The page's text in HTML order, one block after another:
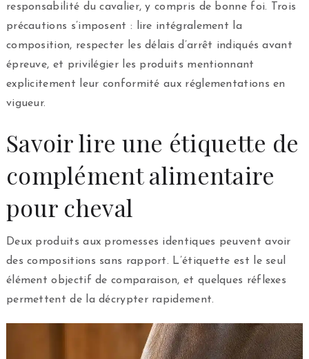
responsabilité du cavalier, y compris de bonne foi. Trois
précautions s’imposent : lire intégralement la
composition, respecter les délais d’arrêt indiqués avant
épreuve, et privilégier les produits mentionnant
explicitement leur conformité aux réglementations en
vigueur.
Savoir lire une étiquette de
complément alimentaire
pour cheval
Deux produits aux promesses identiques peuvent avoir
des compositions sans rapport. L’étiquette est le seul
élément objectif de comparaison, et quelques réflexes
permettent de la décrypter rapidement.